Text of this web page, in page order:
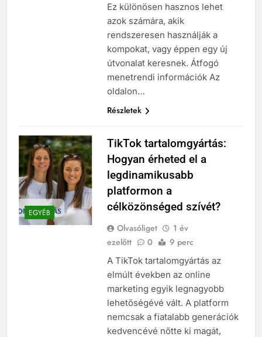
Ez különösen hasznos lehet
azok számára, akik
rendszeresen használják a
kompokat, vagy éppen egy új
útvonalat keresnek. Átfogó
menetrendi információk Az
oldalon…
Részletek
EGYÉB
TikTok tartalomgyártás:
Hogyan érheted el a
legdinamikusabb
platformon a
célközönséged szívét?
Olvasóliget
1 év
ezelőtt
0 9 perc
A TikTok tartalomgyártás az
elmúlt években az online
marketing egyik legnagyobb
lehetőségévé vált. A platform
nemcsak a fiatalabb generációk
kedvencévé nőtte ki magát,